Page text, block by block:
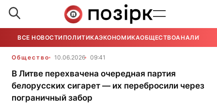
ВСЕ НОВОСТИ ПОЛИТИКАЭКОНОМИКАОБЩЕСТВОАНАЛИТИКА
Общество 10.06.2026 09:41
В Литве перехвачена очередная партия
белорусских сигарет — их перебросили через
пограничный забор